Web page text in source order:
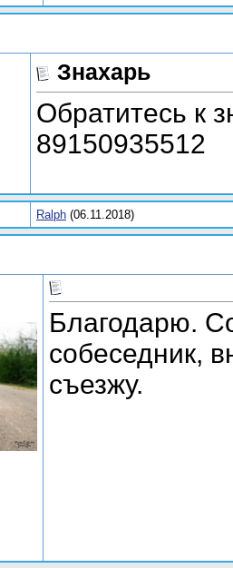
Знахарь
Обратитесь к
89150935512
Ralph (06.11.2018)
Благодарю.
собеседник,
съезжу.